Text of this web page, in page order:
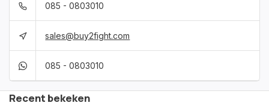
085 - 0803010
sales@buy2fight.com
085 - 0803010
Recent bekeken